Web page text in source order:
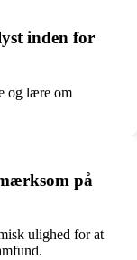
inden for
og lære om
på
ulighed for at